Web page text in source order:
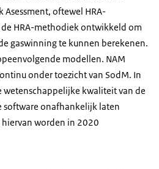
Asessment, oftewel HRA-
HRA-methodiek ontwikkeld om
gaswinning te kunnen berekenen.
modellen. NAM
onder toezicht van SodM. In
wetenschappelijke kwaliteit van de
software onafhankelijk laten
worden in 2020